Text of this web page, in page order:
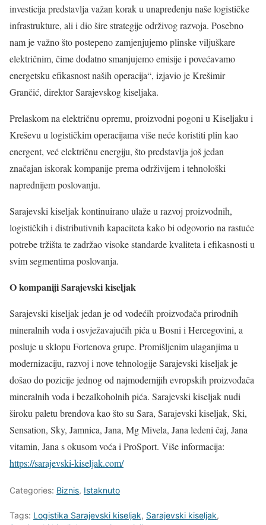
investicija predstavlja važan korak u unapređenju naše logističke
infrastrukture, ali i dio šire strategije održivog razvoja. Posebno
nam je važno što postepeno zamjenjujemo plinske viljuškare
električnim, čime dodatno smanjujemo emisije i povećavamo
energetsku efikasnost naših operacija“, izjavio je Krešimir
Grančić, direktor Sarajevskog kiseljaka.
Prelaskom na električnu opremu, proizvodni pogoni u Kiseljaku i
Kreševu u logističkim operacijama više neće koristiti plin kao
energent, već električnu energiju, što predstavlja još jedan
značajan iskorak kompanije prema održivijem i tehnološki
naprednijem poslovanju.
Sarajevski kiseljak kontinuirano ulaže u razvoj proizvodnih,
logističkih i distributivnih kapaciteta kako bi odgovorio na rastuće
potrebe tržišta te zadržao visoke standarde kvaliteta i efikasnosti u
svim segmentima poslovanja.
O kompaniji Sarajevski kiseljak
Sarajevski kiseljak jedan je od vodećih proizvođača prirodnih
mineralnih voda i osvježavajućih pića u Bosni i Hercegovini, a
posluje u sklopu Fortenova grupe. Promišljenim ulaganjima u
modernizaciju, razvoj i nove tehnologije Sarajevski kiseljak je
došao do pozicije jednog od najmodernijih evropskih proizvođača
mineralnih voda i bezalkoholnih pića. Sarajevski kiseljak nudi
široku paletu brendova kao što su Sara, Sarajevski kiseljak, Ski,
Sensation, Sky, Jamnica, Jana, Mg Mivela, Jana ledeni čaj, Jana
vitamin, Jana s okusom voća i ProSport. Više informacija:
https://sarajevski-kiseljak.com/
Categories: Biznis, Istaknuto
Tags: Logistika Sarajevski kiseljak, Sarajevski kiseljak,